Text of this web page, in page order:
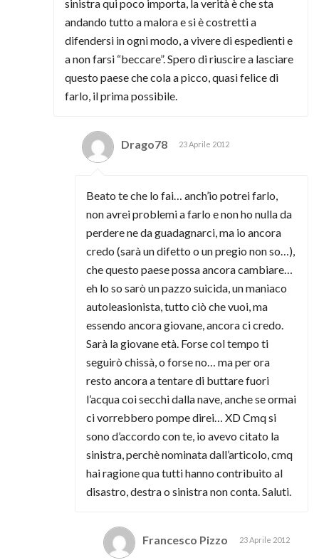
sinistra qui poco importa, la verità è che sta
andando tutto a malora e si è costretti a
difendersi in ogni modo, a vivere di espedienti e
a non farsi “beccare”. Spero di riuscire a lasciare
questo paese che cola a picco, quasi felice di
farlo, il prima possibile.
Drago78 23 Aprile 2012
Beato te che lo fai… anch’io potrei farlo,
non avrei problemi a farlo e non ho nulla da
perdere ne da guadagnarci, ma io ancora
credo (sarà un difetto o un pregio non so…),
che questo paese possa ancora cambiare…
eh lo so sarò un pazzo suicida, un maniaco
autoleasionista, tutto ciò che vuoi, ma
essendo ancora giovane, ancora ci credo.
Sarà la giovane età. Forse col tempo ti
seguirò chissà, o forse no… ma per ora
resto ancora a tentare di buttare fuori
l’acqua coi secchi dalla nave, anche se ormai
ci vorrebbero pompe direi… XD Cmq si
sono d’accordo con te, io avevo citato la
sinistra, perchè nominata dall’articolo, cmq
hai ragione qua tutti hanno contribuito al
disastro, destra o sinistra non conta. Saluti.
Francesco Pizzo 23 Aprile 2012